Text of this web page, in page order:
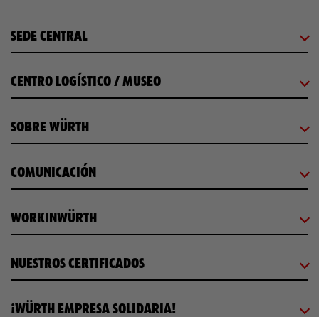
SEDE CENTRAL
CENTRO LOGÍSTICO / MUSEO
SOBRE WÜRTH
COMUNICACIÓN
WORKINWÜRTH
NUESTROS CERTIFICADOS
¡WÜRTH EMPRESA SOLIDARIA!